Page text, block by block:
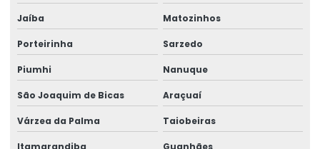
Higiene e segurança do trabalho
Higiene e segurança no trabalho
Impugnação de laudo de engenharia
Impugnação de laudo médico
Impugnação de laudo pericial
Jaíba Matozinhos
Porteirinha Sarzedo
Piumhi Nanuque
São Joaquim de Bicas Araçuaí
Várzea da Palma Taiobeiras